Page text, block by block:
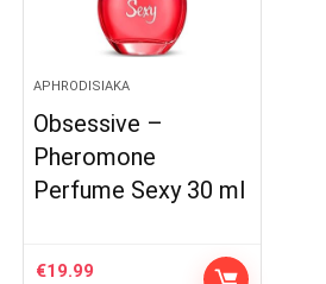
APHRODISIAKA
Obsessive –
Pheromone
Perfume Sexy 30 ml
€19.99